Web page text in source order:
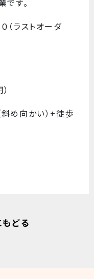
（ラストオーダ
め向かい）+徒歩
どる